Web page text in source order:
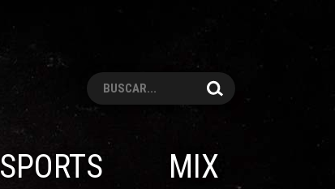
Pesquisar
SPORTS MIX